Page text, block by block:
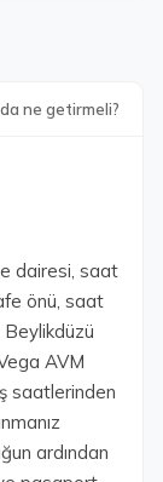
ne getirmeli?
dairesi, saat
önü, saat
Beylikdüzü
AVM
saatlerinden
ardından